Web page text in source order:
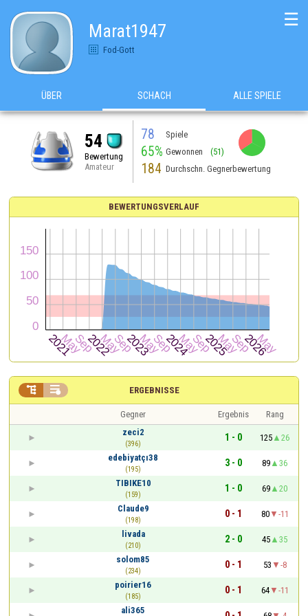
Marat1947
Fod-Gott
☰
ÜBER SCHACH ALLE SPIELE
54
Bewertung
Amateur
78 Spiele
65% Gewonnen (51)
184 Durchschn. Gegnerbewertung
BEWERTUNGSVERLAUF
ERGEBNISSE
 
Gegner Ergebnis
Rang
zeci2
(396)
1 - 0 125
26
edebiyatçı38
(195)
3 - 0 89
36
TIBIKE10
(159)
1 - 0 69
20
Claude9
(198)
0 - 1 80
-11
livada
(210)
2 - 0 45
35
solom85
(234)
0 - 1 53
-8
poirier16
(185)
0 - 1 64
-11
ali365